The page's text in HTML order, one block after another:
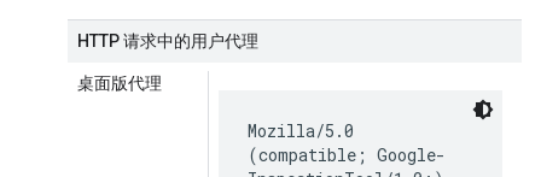
HTTP 请求中的用户代理
桌面版代理
Mozilla/5.0
(compatible; Google-